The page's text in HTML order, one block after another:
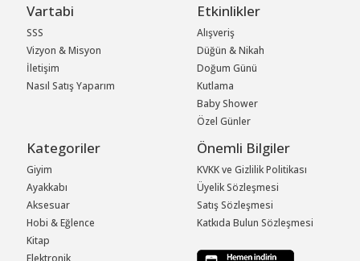
Vartabi
SSS
Vizyon & Misyon
İletişim
Nasıl Satış Yaparım
Etkinlikler
Alışveriş
Düğün & Nikah
Doğum Günü
Kutlama
Baby Shower
Özel Günler
Kategoriler
Giyim
Ayakkabı
Aksesuar
Hobi & Eğlence
Kitap
Elektronik
Önemli Bilgiler
KVKK ve Gizlilik Politikası
Üyelik Sözleşmesi
Satış Sözleşmesi
Katkıda Bulun Sözleşmesi